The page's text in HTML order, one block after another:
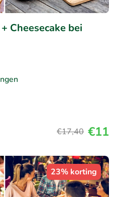
Cheesecake bei
€17,40 €11
23% korting